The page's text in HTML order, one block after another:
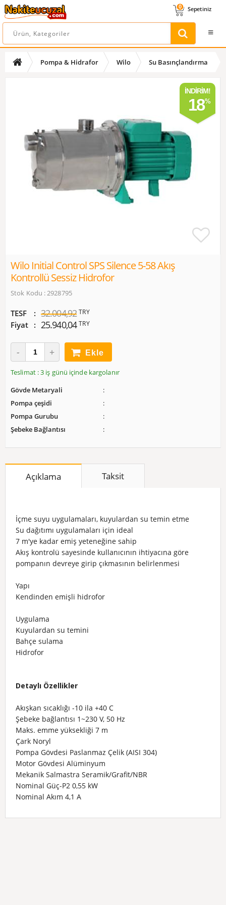
0 Sepetiniz
Pompa & Hidrafor Wilo Su Basınçlandırma
Wilo Initial Control SPS Silence 5-58 Akış
Kontrollü Sessiz Hidrofor
Stok Kodu : 2928795
TESF 32.004,92 TRY
Fiyat 25.940,04 TRY
Ekle
Teslimat : 3 iş günü içinde kargolanır
Gövde Metaryali
Pompa çeşidi
Pompa Gurubu
Şebeke Bağlantısı
İNDIRIM!
18
Açıklama Taksit
İçme suyu uygulamaları, kuyulardan su temin etme
Su dağıtımı uygulamaları için ideal
7 m'ye kadar emiş yeteneğine sahip
Akış kontrolü sayesinde kullanıcının ihtiyacına göre
pompanın devreye girip çıkmasının belirlenmesi
Yapı
Kendinden emişli hidrofor
Uygulama
Kuyulardan su temini
Bahçe sulama
Hidrofor
Detaylı Özellikler
Akışkan sıcaklığı -10 ila +40 C
Şebeke bağlantısı 1~230 V, 50 Hz
Maks. emme yüksekliği 7 m
Çark Noryl
Pompa Gövdesi Paslanmaz Çelik (AISI 304)
Motor Gövdesi Alüminyum
Mekanik Salmastra Seramik/Grafit/NBR
Nominal Güç-P2 0,55 kW
Nominal Akım 4,1 A